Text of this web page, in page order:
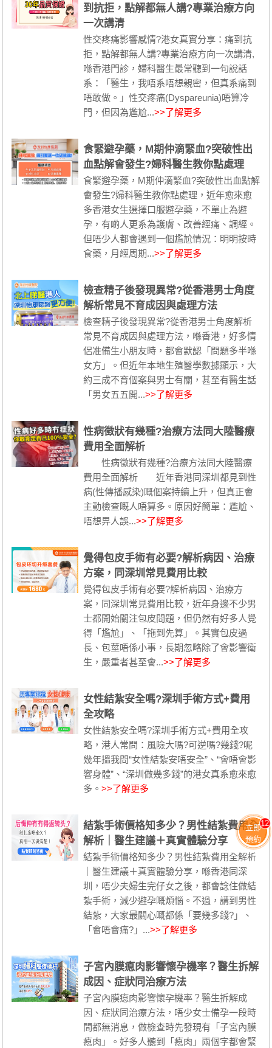
到抗拒，點解都無人講?專業治療方向
一次講清
性交疼痛影響感情?港女真實分享：痛到抗
拒，點解都無人講?專業治療方向一次講清,
喺香港門診，婦科醫生最常聽到一句說話
系：「醫生，我唔系唔想親密，但真系痛到
唔敢做。」性交疼痛(Dyspareunia)唔算冷
門，但因為尷尬...>>了解更多
食緊避孕藥，M期仲滴緊血?突破性出
血點解會發生?婦科醫生教你點處理
食緊避孕藥，M期仲滴緊血?突破性出血點解
會發生?婦科醫生教你點處理，近年愈來愈
多香港女生選擇口服避孕藥，不單止為避
孕，有啲人更系為護膚、改善經痛、調經。
但唔少人都會遇到一個尷尬情況：明明按時
食藥，月經周期...>>了解更多
檢查精子後發現異常?從香港男士角度
解析常見不育成因與處理方法
檢查精子後發現異常?從香港男士角度解析
常見不育成因與處理方法，喺香港，好多情
侶准備生小朋友時，都會默認「問題多半喺
女方」。但近年本地生殖醫學數據顯示，大
約三成不育個案與男士有關，甚至有醫生話
「男女五五開...>>了解更多
性病徵狀有幾種?治療方法同大陸醫療
費用全面解析
性病徵狀有幾種?治療方法同大陸醫療
費用全面解析 近年香港同深圳都見到性
病(性傳播感染)嘅個案持續上升，但真正會
主動檢查嘅人唔算多。原因好簡單：尷尬、
唔想畀人誤...>>了解更多
覺得包皮手術有必要?解析病因、治療
方案，同深圳常見費用比較
覺得包皮手術有必要?解析病因、治療方
案，同深圳常見費用比較，近年身邊不少男
士都開始關注包皮問題，但仍然有好多人覺
得「尷尬」、「拖到先算」。其實包皮過
長、包莖唔係小事，長期忽略除了會影響衛
生，嚴重者甚至會...>>了解更多
女性結紮安全嗎?深圳手術方式+費用
全攻略
女性結紮安全嗎?深圳手術方式+費用全攻
略，港人常問：風險大嗎?可逆嗎?幾錢?呢
幾年搵我問“女性結紮安唔安全”、“會唔會影
響身體”、“深圳做幾多錢”的港女真系愈來愈
多。>>了解更多
結紮手術價格知多少？男性結紮費用全
解析｜醫生建議＋真實體驗分享
結紮手術價格知多少？男性結紮費用全解析
｜醫生建議＋真實體驗分享，喺香港同深
圳，唔少夫婦生完仔女之後，都會諗住做結
紮手術，減少避孕嘅煩惱。不過，講到男性
結紮，大家最關心嘅都係「要幾多錢?」、
「會唔會痛?」...>>了解更多
子宮內膜瘜肉影響懷孕機率？醫生拆解
成因、症狀同治療方法
子宮內膜瘜肉影響懷孕機率？醫生拆解成
因、症狀同治療方法，唔少女士備孕一段時
間都無消息，做檢查時先發現有「子宮內膜
瘜肉」。好多人聽到「瘜肉」兩個字都會緊
立即
預約
12